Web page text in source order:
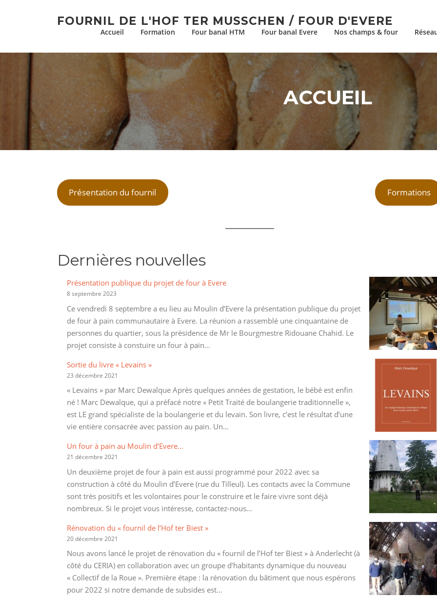
FOURNIL DE L'HOF TER MUSSCHEN / FOUR D'EVERE
Accueil Formation Four banal HTM Four banal Evere Nos champs & four
ACCUEIL
Formations
Présentation du fournil
Dernières nouvelles
Présentation publique du projet de four à Evere
8 septembre 2023
Ce vendredi 8 septembre a eu lieu au Moulin d’Evere la présentation publique du projet
de four à pain communautaire à Evere. La réunion a rassemblé une cinquantaine de
personnes du quartier, sous la présidence de Mr le Bourgmestre Ridouane Chahid. Le
projet consiste à constuire un four à pain…
Sortie du livre « Levains »
23 décembre 2021
« Levains » par Marc Dewalque Après quelques années de gestation, le bébé est enfin
né ! Marc Dewalque, qui a préfacé notre « Petit Traité de boulangerie traditionnelle »,
est LE grand spécialiste de la boulangerie et du levain. Son livre, c’est le résultat d’une
vie entière consacrée avec passion au pain. Un…
Un four à pain au Moulin d’Evere…
21 décembre 2021
Un deuxième projet de four à pain est aussi programmé pour 2022 avec sa
construction à côté du Moulin d’Evere (rue du Tilleul). Les contacts avec la Commune
sont très positifs et les volontaires pour le construire et le faire vivre sont déjà
nombreux. Si le projet vous intéresse, contactez-nous…
Rénovation du « fournil de l’Hof ter Biest »
20 décembre 2021
Nous avons lancé le projet de rénovation du « fournil de l’Hof ter Biest » à Anderlecht (à
côté du CERIA) en collaboration avec un groupe d’habitants dynamique du nouveau
« Collectif de la Roue ». Première étape : la rénovation du bâtiment que nous espérons
pour 2022 si notre demande de subsides est…